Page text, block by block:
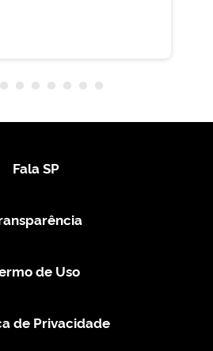
Fala SP
de Uso
de Privacidade